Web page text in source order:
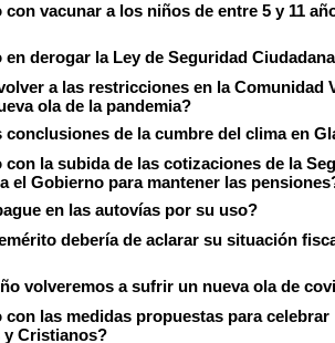
con vacunar a los niños de entre 5 y 11
en derogar la Ley de Seguridad
a las restricciones en la Comunidad
ola de la pandemia?
conclusiones de la cumbre del clima en
con la subida de las cotizaciones de la
el Gobierno para mantener las
en las autovías por su uso?
debería de aclarar su situación
volveremos a sufrir un nueva ola de
con las medidas propuestas para celebrar
y Cristianos?